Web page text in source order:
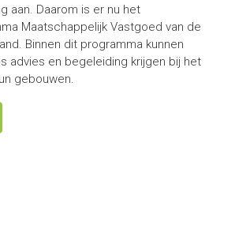
aan. Daarom is er nu het
Maatschappelijk Vastgoed van de
Binnen dit programma kunnen
advies en begeleiding krijgen bij het
gebouwen.